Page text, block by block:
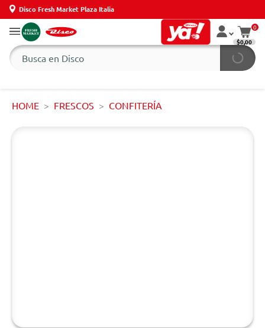
Disco Fresh Market Plaza Italia
0
$0,00
HOME FRESCOS CONFITERÍA